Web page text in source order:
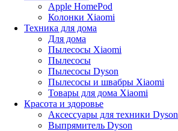
Apple HomePod
Колонки Xiaomi
Техника для дома
Для дома
Пылесосы Xiaomi
Пылесосы
Пылесосы Dyson
Пылесосы и швабры Xiaomi
Товары для дома Xiaomi
Красота и здоровье
Аксессуары для техники Dyson
Выпрямитель Dyson